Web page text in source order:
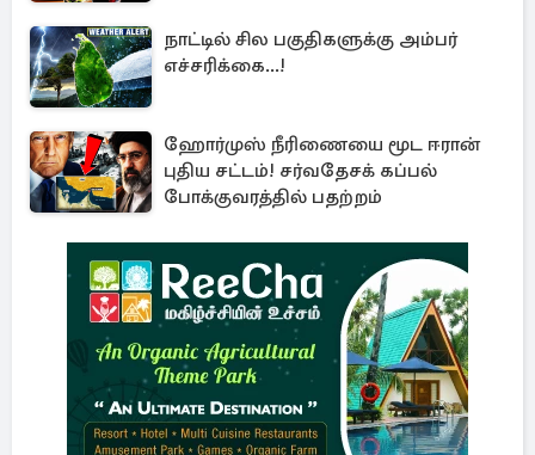
நாட்டில் சில பகுதிகளுக்கு அம்பர்
எச்சரிக்கை...!
ஹோர்முஸ் நீரிணையை மூட ஈரான்
புதிய சட்டம்! சர்வதேசக் கப்பல்
போக்குவரத்தில் பதற்றம்